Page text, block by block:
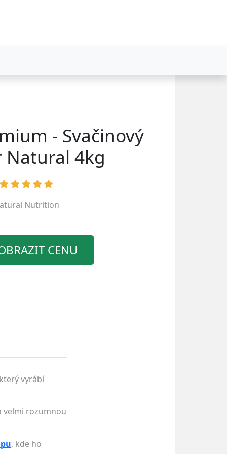
- Svačinový
Natural 4kg
Nutrition
CENU
vyrábí
velmi rozumnou
, kde ho